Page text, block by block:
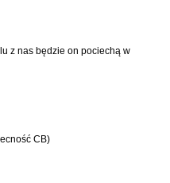
z nas będzie on pociechą w
CB)